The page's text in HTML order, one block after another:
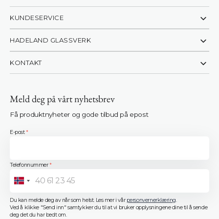
KUNDESERVICE
HADELAND GLASSVERK
KONTAKT
Meld deg på vårt nyhetsbrev
Få produktnyheter og gode tilbud på epost
E-post*
Telefonnummer*
Norway
Du kan melde deg av når som helst. Les mer i vår personvernerklæring.
Ved å klikke "Send inn" samtykker du til at vi bruker opplysningene dine til å sende
deg det du har bedt om.